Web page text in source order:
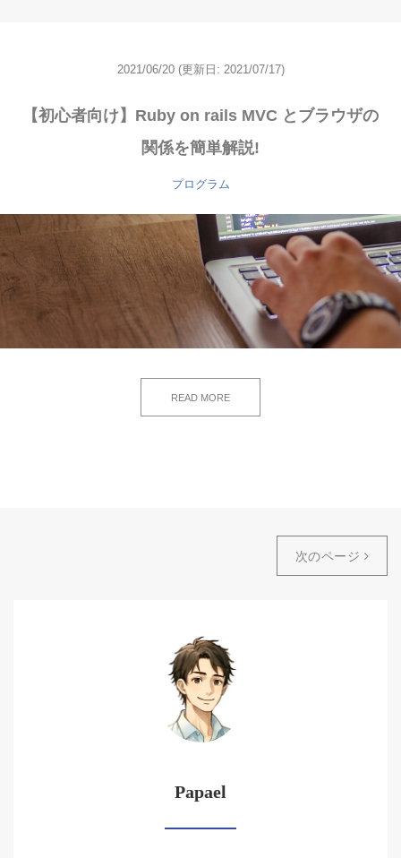
2021/06/20 (更新日: 2021/07/17)
【初心者向け】Ruby on rails MVC とブラウザの
関係を簡単解説!
プログラム
READ MORE
次のページ
Papael